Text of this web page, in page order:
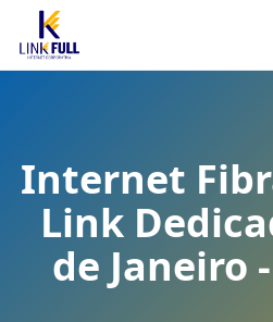
Internet
Link
de Janeiro